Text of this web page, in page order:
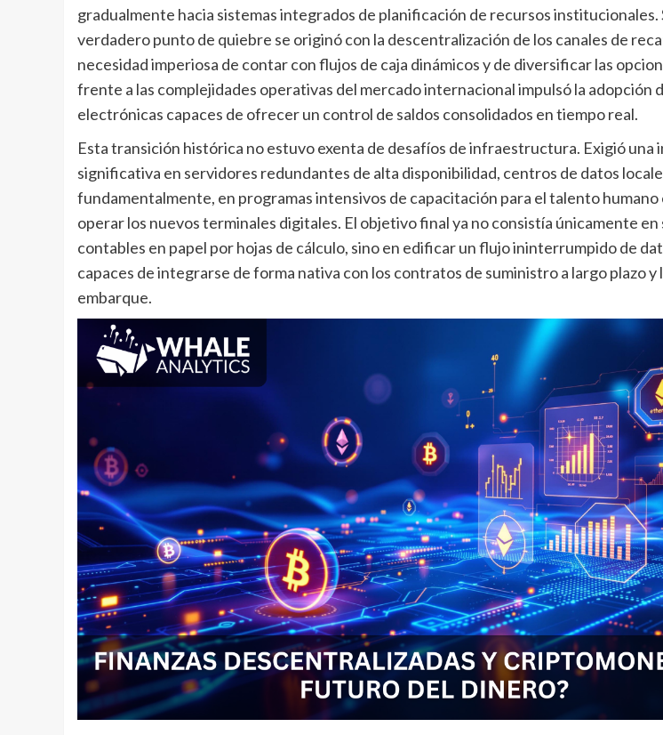
gradualmente hacia sistemas integrados de planificación de recursos institucionales.
verdadero punto de quiebre se originó con la descentralización de los canales de
necesidad imperiosa de contar con flujos de caja dinámicos y de diversificar las
frente a las complejidades operativas del mercado internacional impulsó la adopción
electrónicas capaces de ofrecer un control de saldos consolidados en tiempo real.
Esta transición histórica no estuvo exenta de desafíos de infraestructura. Exigió una
significativa en servidores redundantes de alta disponibilidad, centros de datos
fundamentalmente, en programas intensivos de capacitación para el talento humano
operar los nuevos terminales digitales. El objetivo final ya no consistía únicamente
contables en papel por hojas de cálculo, sino en edificar un flujo ininterrumpido de
capaces de integrarse de forma nativa con los contratos de suministro a largo plazo y
embarque.